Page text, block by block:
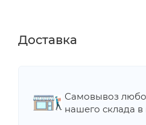
Доставка
Самовывоз
нашего склада в